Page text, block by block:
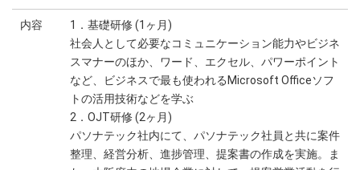
内容
1．基礎研修 (1ヶ月)
社会人として必要なコミュニケーション能力やビジネ
スマナーのほか、ワード、エクセル、パワーポイント
など、ビジネスで最も使われるMicrosoft Officeソフ
トの活用技術などを学ぶ
2．OJT研修 (2ヶ月)
パソナテック社内にて、パソナテック社員と共に案件
整理、経営分析、進捗管理、提案書の作成を実施。ま